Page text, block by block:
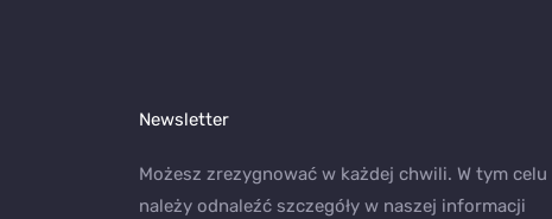
Newsletter
Możesz zrezygnować w każdej chwili. W tym celu
należy odnaleźć szczegóły w naszej informacji